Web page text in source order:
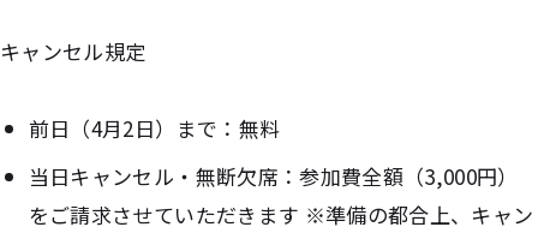
キャンセル規定
前日（4月2日）まで：無料
当日キャンセル・無断欠席：参加費全額（3,000円）
をご請求させていただきます ※準備の都合上、キャン